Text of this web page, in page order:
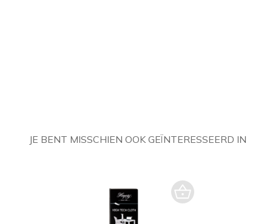
JE BENT MISSCHIEN OOK GEÏNTERESSEERD IN